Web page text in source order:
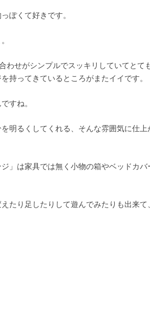
ぽくて好きです。
わせがシンプルでスッキリしていてとて
持ってきているところがまたイイです。
すね。
明るくしてくれる、そんな雰囲気に仕上
」は家具では無く小物の箱やベッドカバ
たり足したりして遊んでみたりも出来て